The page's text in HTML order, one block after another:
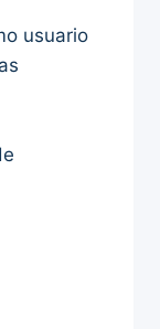
usuario